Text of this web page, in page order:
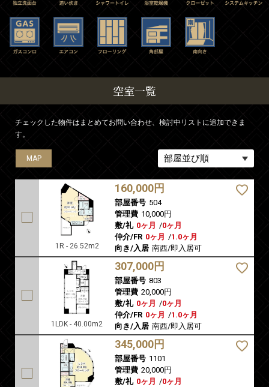
空室一覧
チェックした物件はまとめてお問い合わせ、検討中リストに追加できま
す。
MAP
1R - 26.52m2
160,000円
部屋番号 504
管理費 10,000円
敷/礼 0ヶ月 /0ヶ月
仲介/FR 0ヶ月 /1.0ヶ月
向き/入居 南西/即入居可
MAP
1LDK - 40.00m2
307,000円
部屋番号 803
管理費 20,000円
敷/礼 0ヶ月 /0ヶ月
仲介/FR 0ヶ月 /1.0ヶ月
向き/入居 南西/即入居可
MAP
345,000円
部屋番号 1101
管理費 20,000円
敷/礼 0ヶ月 /0ヶ月
MAP
MAP
MAP